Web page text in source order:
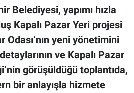
Belediyesi, yapımı hızla
Kapalı Pazar Yeri projesi
Odası’nın yeni yönetimini
ve Kapalı Pazar
görüşüldüğü toplantıda,
bir anlayışla hizmete